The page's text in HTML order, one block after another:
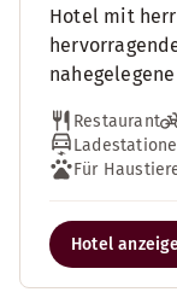
Hotel mit
Restaurant
Für
Hotel